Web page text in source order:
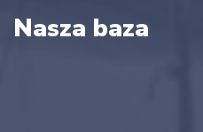
Nasza baza